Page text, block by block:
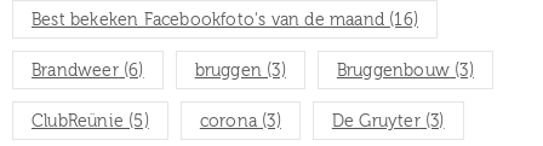
Best bekeken Facebookfoto's van de maand (16)
Brandweer(6) bruggen (3) Bruggenbouw (3)
ClubReünie (5) corona (3) De Gruyter(3)